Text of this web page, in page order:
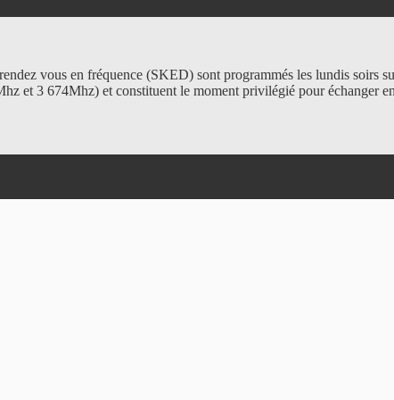
vous en fréquence (SKED) sont programmés les lundis soirs
et 3 674Mhz) et constituent le moment privilégié pour échanger